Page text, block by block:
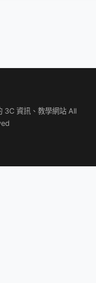
資訊、教學網站 All